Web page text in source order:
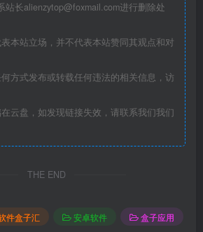
站长alienzytop@foxmail.com进行删除处
本站立场，并不代表本站赞同其观点和对
方式发布或转载任何违法的相关信息，访
云盘，如发现链接失效，请联系我们我们
THE END
件盒子汇 安卓软件
盒子应用